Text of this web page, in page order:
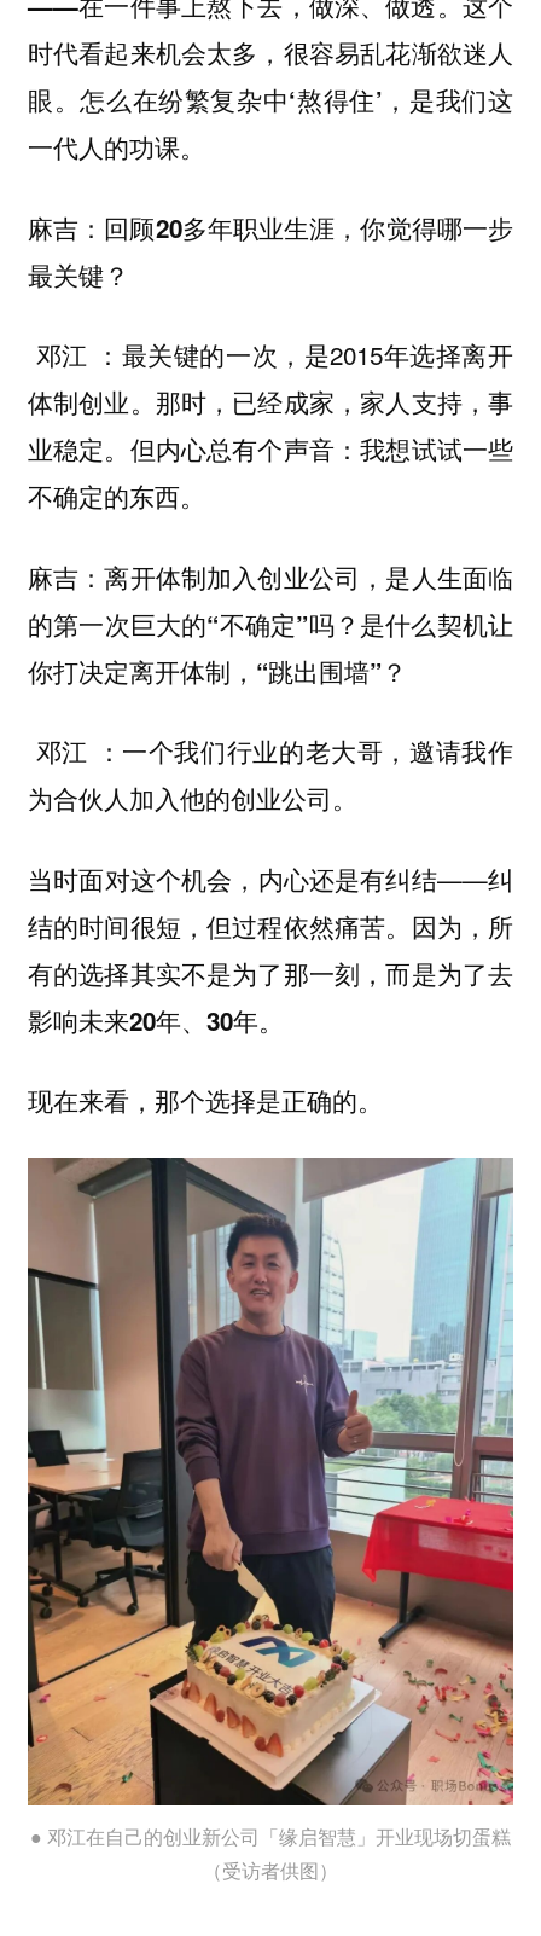
时代看起来机会太多，很容易乱花渐欲迷人
眼。怎么在纷繁复杂中‘熬得住’，是我们这
一代人的功课。
麻吉：回顾20多年职业生涯，你觉得哪一步
最关键？
邓江 ：最关键的一次，是2015年选择离开
体制创业。那时，已经成家，家人支持，事
业稳定。但内心总有个声音：我想试试一些
不确定的东西。
麻吉：离开体制加入创业公司，是人生面临
的第一次巨大的“不确定”吗？是什么契机让
你打决定离开体制，“跳出围墙”？
邓江 ：一个我们行业的老大哥，邀请我作
为合伙人加入他的创业公司。
当时面对这个机会，内心还是有纠结——纠
结的时间很短，但过程依然痛苦。因为， 所
有的选择其实不是为了那一刻，而是为了去
影响未来20年、30年。
现在来看，那个选择是正确的。
● 邓江在自己的创业新公司「缘启智慧」开业现场切蛋糕
（受访者供图）